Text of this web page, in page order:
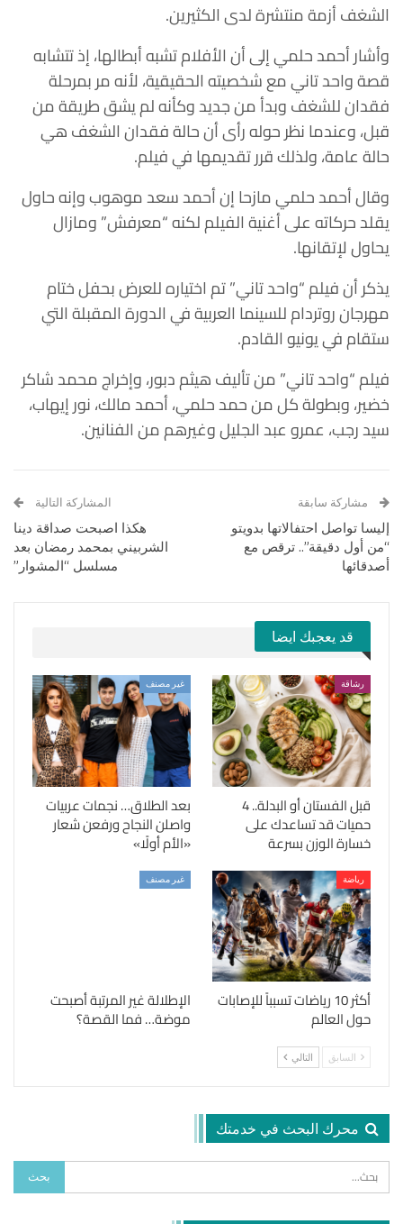
الشغف أزمة منتشرة لدى الكثيرين.
وأشار أحمد حلمي إلى أن الأفلام تشبه أبطالها، إذ تتشابه
قصة واحد تاني مع شخصيته الحقيقية، لأنه مر بمرحلة
فقدان للشغف وبدأ من جديد وكأنه لم يشق طريقة من
قبل، وعندما نظر حوله رأى أن حالة فقدان الشغف هي
حالة عامة، ولذلك قرر تقديمها في فيلم.
وقال أحمد حلمي مازحا إن أحمد سعد موهوب وإنه حاول
يقلد حركاته على أغنية الفيلم لكنه “معرفش” ومازال
يحاول لإتقانها.
يذكر أن فيلم “واحد تاني” تم اختياره للعرض بحفل ختام
مهرجان روتردام للسينما العربية في الدورة المقبلة التي
ستقام في يونيو القادم.
فيلم “واحد تاني” من تأليف هيثم دبور، وإخراج محمد شاكر
خضير، وبطولة كل من حمد حلمي، أحمد مالك، نور إيهاب،
سيد رجب، عمرو عبد الجليل وغيرهم من الفنانين.
مشاركة سابقة
إليسا تواصل احتفالاتها بدويتو
“من أول دقيقة”.. ترقص مع
أصدقائها
المشاركة التالية
هكذا اصبحت صداقة دينا
الشربيني بمحمد رمضان بعد
مسلسل “المشوار”
قد يعجبك ايضا
رشاقة
قبل الفستان أو البدلة.. 4
حميات قد تساعدك على
خسارة الوزن بسرعة
غير مصنف
بعد الطلاق… نجمات عربيات
واصلن النجاح ورفعن شعار
«الأم أولًا»
رياضة
أكثر 10 رياضات تسبباً للإصابات
حول العالم
غير مصنف
الإطلالة غير المرتبة أصبحت
موضة… فما القصة؟
السابق التالي
محرك البحث في خدمتك